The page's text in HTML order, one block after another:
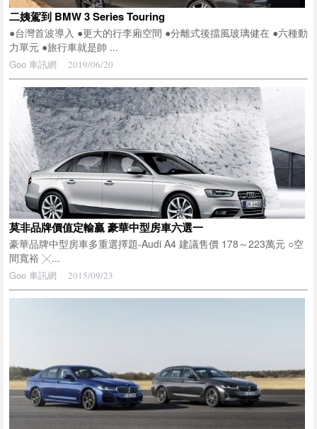
二姨駕到 BMW 3 Series Touring
●台灣首波導入 ●更大的行李廂空間 ●分離式後擋風玻璃健在 ●六種動
力單元 ●旅行車就是帥 ...
Goo 車訊網 2019/06/20
莫非品牌價值定輸贏 豪華中型房車六選一
豪華品牌中型房車多重選擇題-Audi A4 建議售價 178～223萬元 ○空
間寬裕 ╳...
Goo 車訊網 2015/09/23